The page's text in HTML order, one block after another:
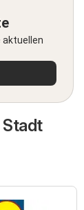
aktuellen
Stadt